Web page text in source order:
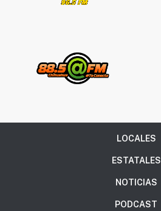
LOCALES
ESTATALES
NOTICIAS
PODCAST